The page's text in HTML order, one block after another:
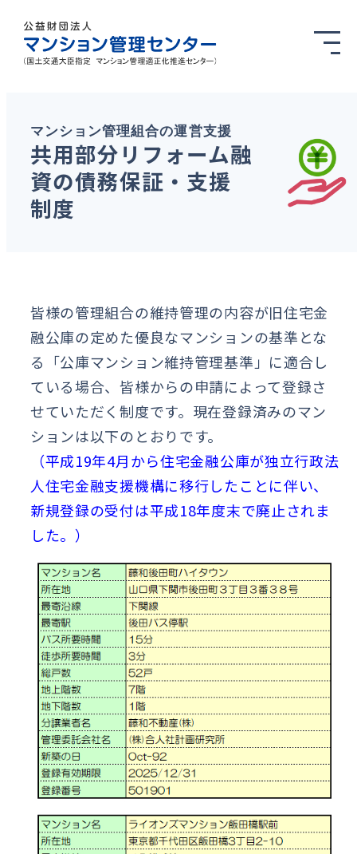
マンション管理組合の運営支援
共用部分リフォーム融
資の債務保証・支援
制度
皆様の管理組合の維持管理の内容が旧住宅金
融公庫の定めた優良なマンションの基準とな
る「公庫マンション維持管理基準」に適合し
ている場合、皆様からの申請によって登録さ
せていただく制度です。現在登録済みのマン
ションは以下のとおりです。
（平成19年4月から住宅金融公庫が独立行政法
人住宅金融支援機構に移行したことに伴い、
新規登録の受付は平成18年度末で廃止されま
した。）